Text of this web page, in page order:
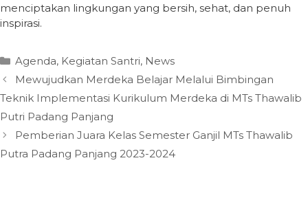
menciptakan lingkungan yang bersih, sehat, dan penuh
inspirasi.
Categories
Agenda, Kegiatan Santri, News
Mewujudkan Merdeka Belajar Melalui Bimbingan
Teknik Implementasi Kurikulum Merdeka di MTs Thawalib
Putri Padang Panjang
Pemberian Juara Kelas Semester Ganjil MTs Thawalib
Putra Padang Panjang 2023-2024